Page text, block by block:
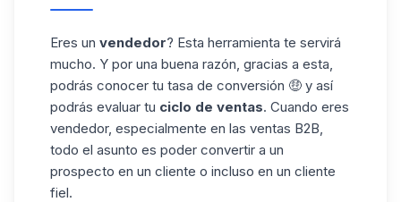
Eres un vendedor? Esta herramienta te servirá
mucho. Y por una buena razón, gracias a esta,
podrás conocer tu tasa de conversión 🤑 y así
podrás evaluar tu ciclo de ventas. Cuando eres
vendedor, especialmente en las ventas B2B,
todo el asunto es poder convertir a un
prospecto en un cliente o incluso en un cliente
fiel.